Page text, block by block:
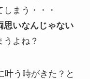
まう・・・
思いなんじゃない
うよね？
叶う時がきた？と